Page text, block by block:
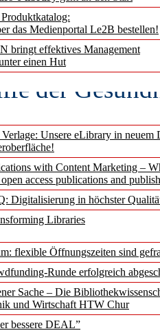
das Medienportal Le2B bestellen!
bringt effektives Management
einen Hut
Verlage: Unsere eLibrary in neuem
with Content Marketing –
access publications and
Digitalisierung in höchster
Libraries
flexible Öffnungszeiten sind
Runde erfolgreich
Sache – Die
und Wirtschaft HTW Chur
bessere DEAL”
Intelligenz
der
2026(August